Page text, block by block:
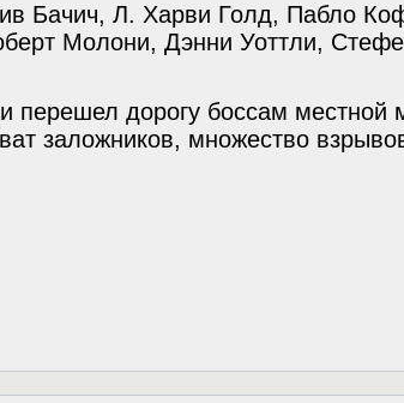
Бачич, Л. Харви Голд, Пабло
Молони, Дэнни Уоттли,
перешел дорогу боссам местной
заложников, множество